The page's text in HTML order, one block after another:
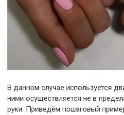
В данном случае используется
ними осуществляется не в
руки. Приведём пошаговый